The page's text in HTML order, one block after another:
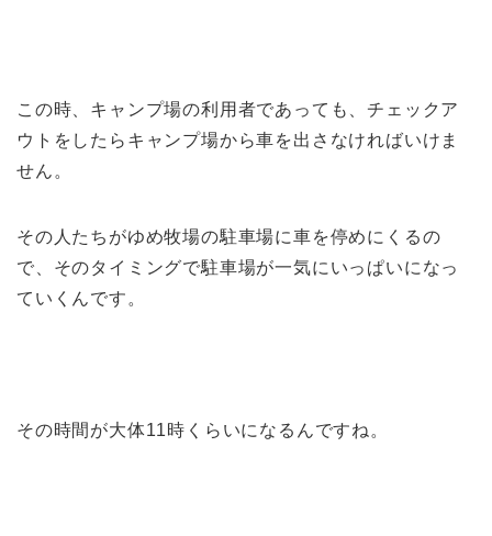
この時、キャンプ場の利用者であっても、チェックア
ウトをしたらキャンプ場から車を出さなければいけま
せん。
その人たちがゆめ牧場の駐車場に車を停めにくるの
で、そのタイミングで駐車場が一気にいっぱいになっ
ていくんです。
その時間が大体11時くらいになるんですね。